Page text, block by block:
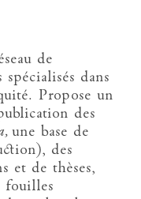
de
dans
Propose un
des
une base de
des
et de thèses,
fouilles